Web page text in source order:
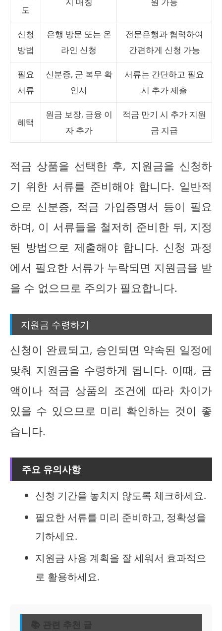
도
신청
방법
은행 방문 또는 온
라인 신청
전문은행과 협력하여
간편하게 신청 가능
필요
서류
신분증, 군 복무 확
인서
서류는 간단하고 필요
시 추가 제출
혜택
원금 보장, 금융 이
자 추가
적금 만기 시 추가 지원
금 지급
적금 상품을 선택한 후, 지원금을 신청하
기 위한 서류를 준비해야 합니다. 일반적
으로 신분증, 적금 가입증명서 등이 필요
하며, 이 서류들을 철저히 준비한 뒤, 지정
된 방법으로 제출해야 합니다. 신청 과정
에서 필요한 서류가 누락되면 지원금을 받
을 수 없으므로 주의가 필요합니다.
지원금 수령하기
신청이 완료되고, 승인되면 약속된 일정에
맞춰 지원금을 수령하게 됩니다. 이때, 금
액이나 적금 상품의 조건에 따라 차이가
있을 수 있으므로 미리 확인하는 것이 좋
습니다.
주요 유의사항
신청 기간을 놓치지 않도록 체크하세요.
필요한 서류를 미리 준비하고, 정확성을
기하세요.
지원금 사용 계획을 잘 세워서 효과적으
로 활용하세요.
📚 관련 추천 글